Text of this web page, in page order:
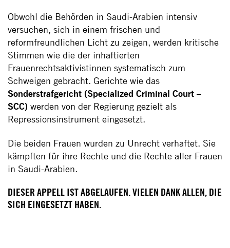
Obwohl die Behörden in Saudi-Arabien intensiv
versuchen, sich in einem frischen und
reformfreundlichen Licht zu zeigen, werden kritische
Stimmen wie die der inhaftierten
Frauenrechtsaktivistinnen systematisch zum
Schweigen gebracht. Gerichte wie das
Sonderstrafgericht (Specialized Criminal Court –
SCC) werden von der Regierung gezielt als
Repressionsinstrument eingesetzt.
Die beiden Frauen wurden zu Unrecht verhaftet. Sie
kämpften für ihre Rechte und die Rechte aller Frauen
in Saudi-Arabien.
DIESER APPELL IST ABGELAUFEN. VIELEN DANK ALLEN, DIE
SICH EINGESETZT HABEN.